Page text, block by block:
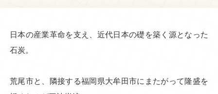
日本の産業革命を支え、近代日本の礎を築く源となった
石炭。
荒尾市と、隣接する福岡県大牟田市にまたがって隆盛を